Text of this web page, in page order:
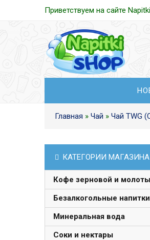
Приветствуем на сайте
Главная » Чай » Чай TWG
КАТЕГОРИИ МАГАЗИНА
Кофе зерновой и
Безалкогольные напитки
Минеральная вода
Соки и нектары